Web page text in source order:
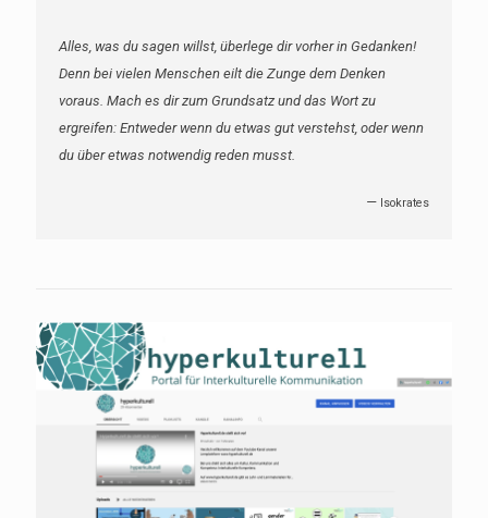
Alles, was du sagen willst, überlege dir vorher in Gedanken!
Denn bei vielen Menschen eilt die Zunge dem Denken
voraus. Mach es dir zum Grundsatz und das Wort zu
ergreifen: Entweder wenn du etwas gut verstehst, oder wenn
du über etwas notwendig reden musst.
— Isokrates